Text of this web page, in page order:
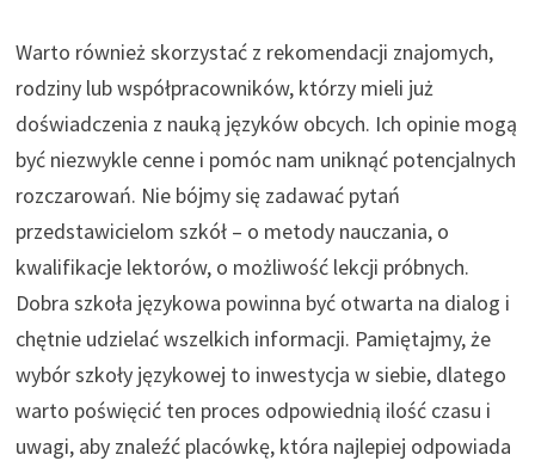
Warto również skorzystać z rekomendacji znajomych,
rodziny lub współpracowników, którzy mieli już
doświadczenia z nauką języków obcych. Ich opinie mogą
być niezwykle cenne i pomóc nam uniknąć potencjalnych
rozczarowań. Nie bójmy się zadawać pytań
przedstawicielom szkół – o metody nauczania, o
kwalifikacje lektorów, o możliwość lekcji próbnych.
Dobra szkoła językowa powinna być otwarta na dialog i
chętnie udzielać wszelkich informacji. Pamiętajmy, że
wybór szkoły językowej to inwestycja w siebie, dlatego
warto poświęcić ten proces odpowiednią ilość czasu i
uwagi, aby znaleźć placówkę, która najlepiej odpowiada